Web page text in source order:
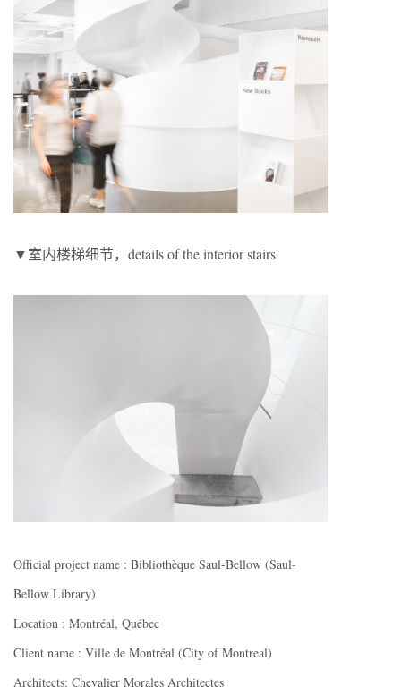
▼室内楼梯细节，details of the interior stairs
Official project name : Bibliothèque Saul-Bellow (Saul-
Bellow Library)
Location : Montréal, Québec
Client name : Ville de Montréal (City of Montreal)
Architects: Chevalier Morales Architectes